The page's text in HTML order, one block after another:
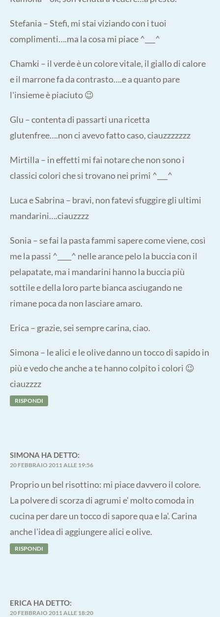
Stefania – Stefi, mi stai viziando con i tuoi
complimenti….ma la cosa mi piace ^___^
Chamki – il verde è un colore vitale, il giallo di calore
e il marrone fa da contrasto….e a quanto pare
l'insieme è piaciuto 😉
Glu – contenta di passarti una ricetta
glutenfree….non ci avevo fatto caso, ciauzzzzzzz
Mirtilla – in effetti mi fai notare che non sono i
classici colori che si trovano nei primi ^___^
Luca e Sabrina – bravi, non fatevi sfuggire gli ultimi
mandarini….ciauzzzz
Sonia – se fai la pasta fammi sapere come viene, così
me la passi ^____^ nelle arance pelo la buccia con il
pelapatate, ma i mandarini hanno la buccia più
sottile e della loro parte bianca asciugando ne
rimane poca da non lasciare amaro.
Erica – grazie, sei sempre carina, ciao.
Simona – le alici e le olive danno un tocco di sapido in
più e vedo che anche a te hanno colpito i colori 😉
ciauzzzz
RISPONDI
SIMONA HA DETTO:
20 FEBBRAIO 2011 ALLE 19:56
Proprio un bel risottino: mi piace davvero il colore.
La polvere di scorza di agrumi e' molto comoda in
cucina per dare un tocco di sapore qua e la'. Carina
anche l'idea di aggiungere alici e olive.
RISPONDI
ERICA HA DETTO:
20 FEBBRAIO 2011 ALLE 18:20